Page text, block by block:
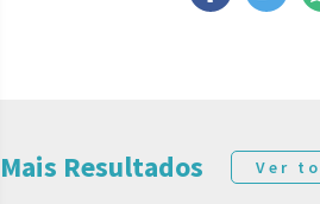
Mais Resultados Ver